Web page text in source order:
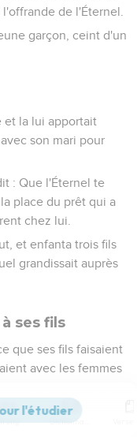
de l'Éternel.
garçon, ceint d'un
et la lui apportait
son mari pour
: Que l'Éternel te
place du prêt qui a
chez lui.
et enfanta trois fils
grandissait auprès
ses fils
que ses fils faisaient
avec les femmes
actions comme